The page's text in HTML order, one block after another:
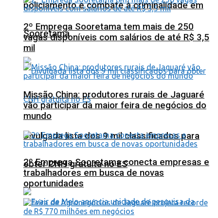
policiamento e combate à criminalidade em
Sooretama
Divulgada lista dos 9 mil classificados para
obter CNH gratuita no ES
2º Emprega Sooretama tem mais de 250
vagas disponíveis com salários de até R$ 3,5
mil
Missão China: produtores rurais de Jaguaré
vão participar da maior feira de negócios do
mundo
2º Emprega Sooretama conecta empresas e
trabalhadores em busca de novas
oportunidades